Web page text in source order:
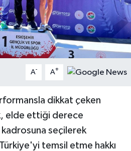
A- A+
dikkat çeken
elde ettiği derece
seçilerek
temsil etme hakkı